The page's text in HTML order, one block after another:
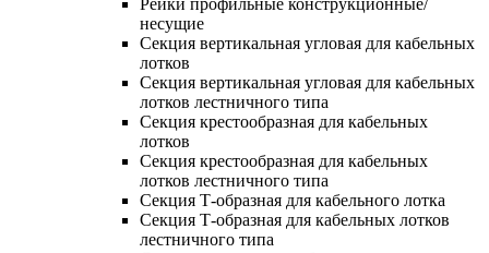
несущие
Секция вертикальная угловая для кабельных
лотков
Секция вертикальная угловая для кабельных
лотков лестничного типа
Секция крестообразная для кабельных
лотков
Секция крестообразная для кабельных
лотков лестничного типа
Секция Т-образная для кабельного лотка
Секция Т-образная для кабельных лотков
лестничного типа